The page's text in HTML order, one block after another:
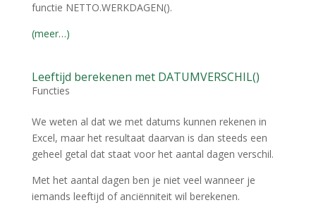
functie NETTO.WERKDAGEN().
(meer…)
Leeftijd berekenen met DATUMVERSCHIL()
Functies
We weten al dat we met datums kunnen rekenen in
Excel, maar het resultaat daarvan is dan steeds een
geheel getal dat staat voor het aantal dagen verschil.
Met het aantal dagen ben je niet veel wanneer je
iemands leeftijd of anciënniteit wil berekenen.